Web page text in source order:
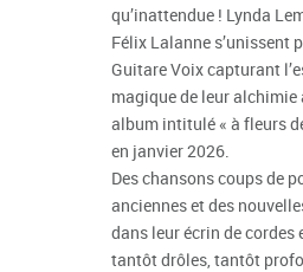
qu’inattendue ! Lynda
Félix Lalanne s’unissent
Guitare Voix capturant
magique de leur alchimie
album intitulé « à fleurs
en janvier 2026.
Des chansons coups de
anciennes et des
dans leur écrin de cordes
tantôt drôles, tantôt